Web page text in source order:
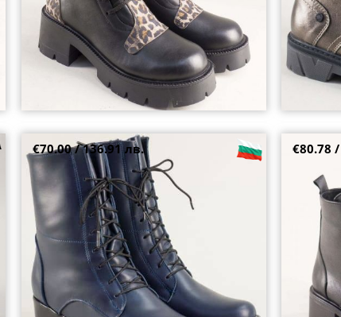
Сини дамски боти на нисък ток от
естстествена кожа 2556658s
37 38 39 40
€70.00 / 136.91 лв.
Дамски
черна
38
€80.78